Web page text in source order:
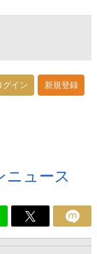
グイン 新規登録
ニュース